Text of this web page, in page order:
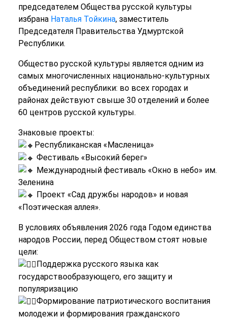
председателем Общества русской культуры
избрана Наталья Тойкина, заместитель
Председателя Правительства Удмуртской
Республики.
Общество русской культуры является одним из
самых многочисленных национально-культурных
объединений республики: во всех городах и
районах действуют свыше 30 отделений и более
60 центров русской культуры.
Знаковые проекты:
Республиканская «Масленица»
Фестиваль «Высокий берег»
Международный фестиваль «Окно в небо» им.
Зеленина
Проект «Сад дружбы народов» и новая
«Поэтическая аллея».
В условиях объявления 2026 года Годом единства
народов России, перед Обществом стоят новые
цели:
Поддержка русского языка как
государствообразующего, его защиту и
популяризацию
Формирование патриотического воспитания
молодежи и формирования гражданского